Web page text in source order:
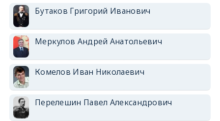
Бутаков Григорий Иванович
Меркулов Андрей Анатольевич
Комелов Иван Николаевич
Перелешин Павел Александрович